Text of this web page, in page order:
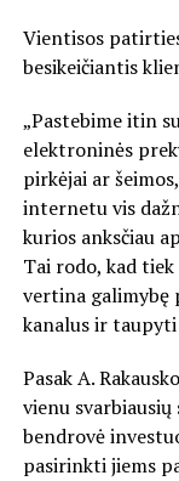
Vientisos
besikeičiantis
„Pastebime itin
elektroninės
pirkėjai ar
internetu vis
kurios anksčiau
Tai rodo, kad
vertina galimybę
kanalus ir taupyti
Pasak A.
vienu
bendrovė
pasirinkti jiems